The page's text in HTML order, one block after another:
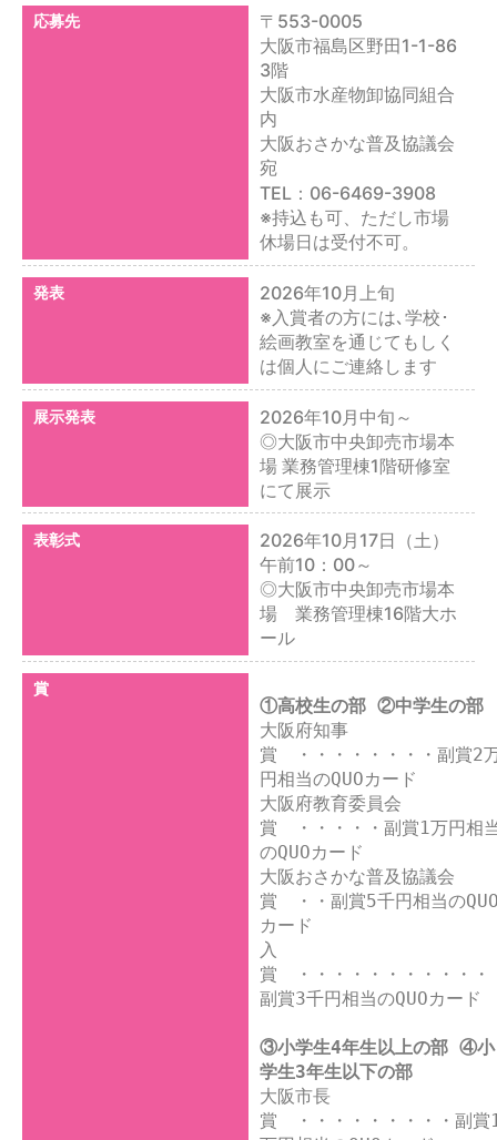
応募先
〒553-0005
大阪市福島区野田1-1-86
3階
大阪市水産物卸協同組合
内
大阪おさかな普及協議会
宛
TEL：06-6469-3908
※持込も可、ただし市場
休場日は受付不可。
発表
2026年10月上旬
※入賞者の方には､学校･
絵画教室を通じてもしく
は個人にご連絡します
展示発表
2026年10月中旬～
◎大阪市中央卸売市場本
場 業務管理棟1階研修室
にて展示
表彰式
2026年10月17日（土）
午前10：00～
◎大阪市中央卸売市場本
場 業務管理棟16階大ホ
ール
賞
①高校生の部 ②中学生の部
大阪府知事
賞　・・・・・・・・副賞2
円相当のQUOカード
大阪府教育委員会
賞　・・・・・副賞1万円相
のQUOカード
大阪おさかな普及協議会
賞　・・副賞5千円相当の
カード
入
賞　・・・・・・・・・・・
副賞3千円相当のQUOカード
③小学生4年生以上の部 ④小
学生3年生以下の部
大阪市長
賞　・・・・・・・・・副賞